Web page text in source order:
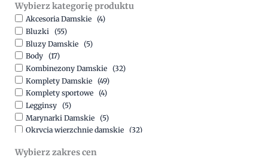
Wybierz kategorię produktu
Akcesoria Damskie (4)
Bluzki (55)
Bluzy Damskie (5)
Body (17)
Kombinezony Damskie (32)
Komplety Damskie (49)
Komplety sportowe (4)
Legginsy (5)
Marynarki Damskie (5)
Okrycia wierzchnie damskie (32)
Spodnie (15)
Wybierz zakres cen